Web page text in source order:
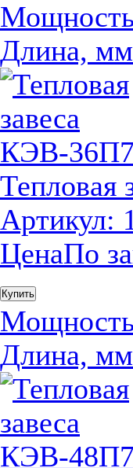
Длина, мм
Тепловая
Артикул:
ЦенаПо
Купить
Длина, мм